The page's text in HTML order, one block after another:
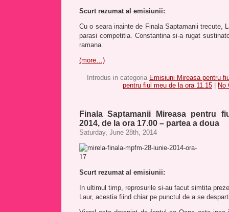
Scurt rezumat al emisiunii:
Cu o seara inainte de Finala Saptamanii trecute,
parasi competitia. Constantina si-a rugat
ramana.
(more…)
Introdus in categoria Emisiuni Mireasa pentru
pentru fiul meu de la ora 11.15
No
Finala Saptamanii Mireasa pentru
2014, de la ora 17.00 – partea a doua
Saturday, June 28th, 2014
Scurt rezumat al emisiunii:
In ultimul timp, reprosurile si-au facut simtita
Laur, acestia fiind chiar pe punctul de a se